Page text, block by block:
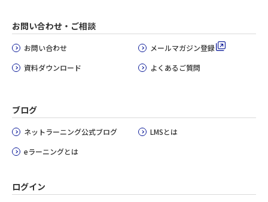
お問い合わせ・ご相談
お問い合わせ
資料ダウンロード
メールマガジン登録
よくあるご質問
ブログ
ネットラーニング公式ブログ
eラーニングとは
LMSとは
ログイン